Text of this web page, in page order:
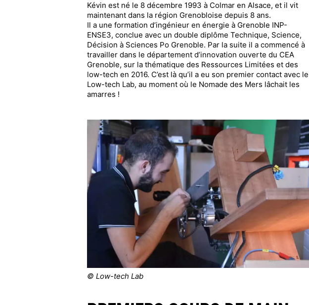
Kévin est né le 8 décembre 1993 à Colmar en Alsace, et il vit
maintenant dans la région Grenobloise depuis 8 ans.
Il a une formation d’ingénieur en énergie à Grenoble INP-
ENSE3, conclue avec un double diplôme Technique, Science,
Décision à Sciences Po Grenoble. Par la suite il a commencé à
travailler dans le département d’innovation ouverte du CEA
Grenoble, sur la thématique des Ressources Limitées et des
low-tech en 2016. C’est là qu’il a eu son premier contact avec le
Low-tech Lab, au moment où le Nomade des Mers lâchait les
amarres !
© Low-tech Lab